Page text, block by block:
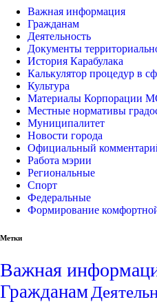
Важная информация
Гражданам
Деятельность
Документы
История Карабулака
Калькулятор процедур в
Культура
Материалы Корпорации
Местные нормативы
Муниципалитет
Новости города
Официальный
Работа мэрии
Региональные
Спорт
Федеральные
Формирование
Метки
Важная
Гражданам